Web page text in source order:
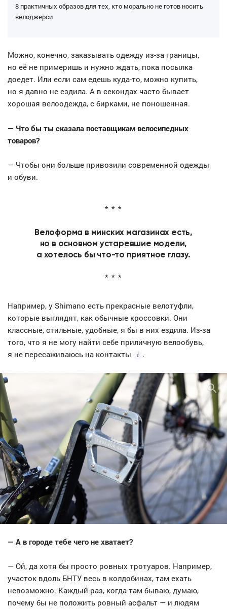
8 практичных образов для тех, кто морально не готов носить
велоджерси
Можно, конечно, заказывать одежду из-за границы,
но её не примеришь и нужно ждать, пока посылка
доедет. Или если сам едешь куда-то, можно купить,
но я давно не ездила. А в секондах часто бывает
хорошая велоодежда, с бирками, не поношенная.
— Что бы ты сказала поставщикам велосипедных
товаров?
— Чтобы они больше привозили современной одежды
и обуви.
Велоформа в минских магазинах есть,
но в основном устаревшие модели,
а хотелось бы что-то приятное глазу.
Например, у Shimano есть прекрасные велотуфли,
которые выглядят, как обычные кроссовки. Они
классные, стильные, удобные, я бы в них ездила. Из-за
того, что я не могу найти себе приличную велообувь,
я не пересаживаюсь на контакты .
— А в городе тебе чего не хватает?
— Ой, да хотя бы просто ровных тротуаров. Например,
участок вдоль БНТУ весь в колдобинах, там ехать
невозможно. Каждый раз, когда там бываю, думаю,
почему бы не положить ровный асфальт — и людям